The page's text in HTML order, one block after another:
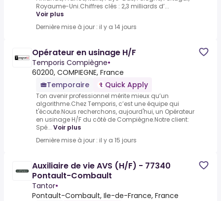
Royaume-Uni.Chiffres clés : 2,3 milliards d’...
Voir plus
Dernière mise à jour : il y a 14 jours
Opérateur en usinage H/F
Temporis Compiègne•
60200, COMPIEGNE, France
Temporaire
Quick Apply
Ton avenir professionnel mérite mieux qu’un
algorithme.Chez Temporis, c’est une équipe qui
t'écoute.Nous recherchons, aujourd'hui, un Opérateur
en usinage H/F du côté de Compiègne.Notre client:
Spé... Voir plus
Dernière mise à jour : il y a 15 jours
Auxiliaire de vie AVS (H/F) - 77340
Pontault-Combault
Tantor•
Pontault-Combault, Ile-de-France, France